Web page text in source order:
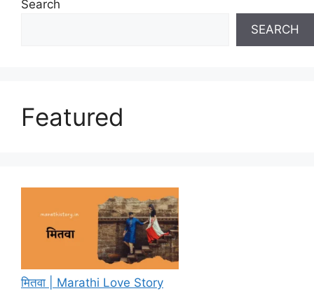
Search
SEARCH
Featured
मितवा | Marathi Love Story